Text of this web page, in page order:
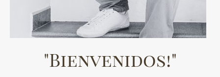
"Bienvenidos!"